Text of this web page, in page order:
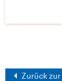
Zurück